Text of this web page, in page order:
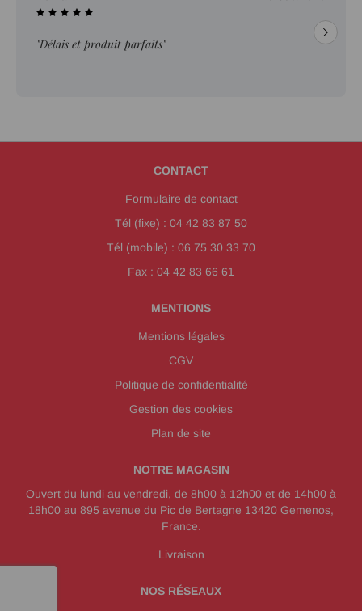
"Délais et produit parfaits"
CONTACT
Formulaire de contact
Tél (fixe) : 04 42 83 87 50
Tél (mobile) : 06 75 30 33 70
Fax : 04 42 83 66 61
MENTIONS
Mentions légales
CGV
Politique de confidentialité
Gestion des cookies
Plan de site
NOTRE MAGASIN
Ouvert du lundi au vendredi, de 8h00 à 12h00 et de 14h00 à
18h00 au 895 avenue du Pic de Bertagne 13420 Gemenos,
France.
Livraison
NOS RÉSEAUX